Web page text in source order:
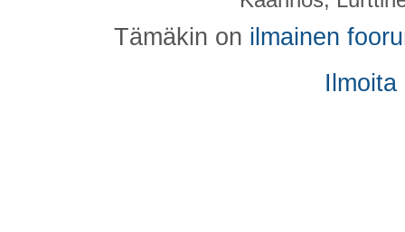
Tämäkin on ilmainen